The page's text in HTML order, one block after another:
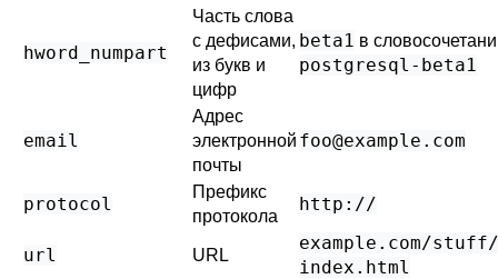
hword_numpart
Часть слова
с дефисами,
из букв и
цифр
beta1 в
postgresql-beta1
email
Адрес
электронной
почты
foo@example.com
protocol
Префикс
протокола
http://
url URL
example.com/stuff/​
index.html